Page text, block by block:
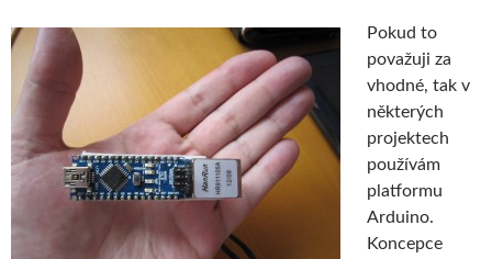
Pokud to
považuji za
vhodné, tak v
některých
projektech
používám
platformu
Arduino.
Koncepce